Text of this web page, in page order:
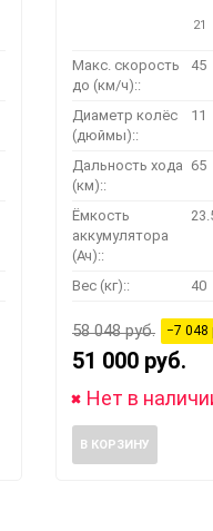
21
Макс. скорость
до (км/ч)::
45
Диаметр колёс
(дюймы)::
11
Дальность хода
(км)::
65
Ёмкость
аккумулятора
(Ач)::
Вес (кг):: 40
58 048 руб. −7 048
51 000 руб.
Нет в
В КОРЗИНУ